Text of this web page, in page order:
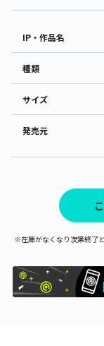
IP・作品名
種類
サイズ
発売元
※在庫がなくなり次第終了